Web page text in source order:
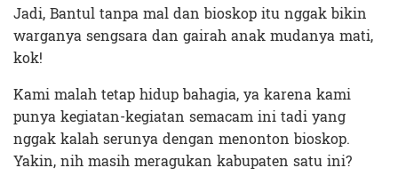
Jadi, Bantul tanpa mal dan bioskop itu nggak bikin
warganya sengsara dan gairah anak mudanya mati,
kok!
Kami malah tetap hidup bahagia, ya karena kami
punya kegiatan-kegiatan semacam ini tadi yang
nggak kalah serunya dengan menonton bioskop.
Yakin, nih masih meragukan kabupaten satu ini?